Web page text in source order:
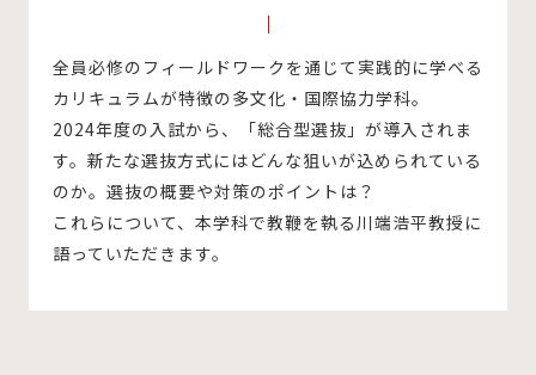
全員必修のフィールドワークを通じて実践的に学べる
カリキュラムが特徴の多文化・国際協力学科。
2024年度の入試から、「総合型選抜」が導入されま
す。新たな選抜方式にはどんな狙いが込められている
のか。選抜の概要や対策のポイントは？
これらについて、本学科で教鞭を執る川端浩平教授に
語っていただきます。